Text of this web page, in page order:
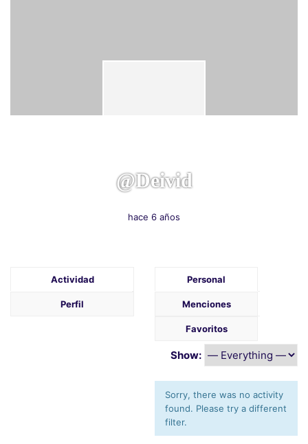
@deivid
hace 6 años
Actividad
Perfil
Personal
Menciones
Favoritos
Show:
Sorry, there was no activity
found. Please try a different
filter.